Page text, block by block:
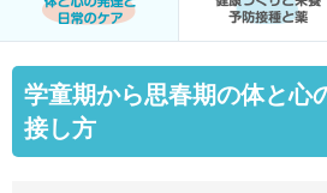
学童期から思春期の体と心
接し方